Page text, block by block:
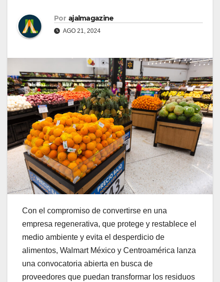
Por ajalmagazine
AGO 21, 2024
Con el compromiso de convertirse en una
empresa regenerativa, que protege y restablece el
medio ambiente y evita el desperdicio de
alimentos, Walmart México y Centroamérica lanza
una convocatoria abierta en busca de
proveedores que puedan transformar los residuos